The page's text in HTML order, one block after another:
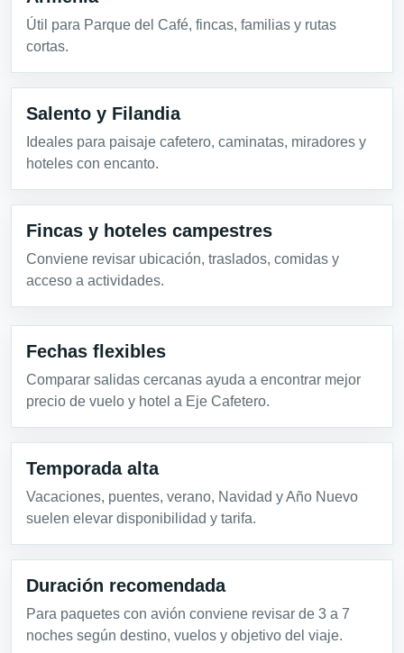
Útil para Parque del Café, fincas, familias y rutas
cortas.
Salento y Filandia
Ideales para paisaje cafetero, caminatas, miradores y
hoteles con encanto.
Fincas y hoteles campestres
Conviene revisar ubicación, traslados, comidas y
acceso a actividades.
Fechas flexibles
Comparar salidas cercanas ayuda a encontrar mejor
precio de vuelo y hotel a Eje Cafetero.
Temporada alta
Vacaciones, puentes, verano, Navidad y Año Nuevo
suelen elevar disponibilidad y tarifa.
Duración recomendada
Para paquetes con avión conviene revisar de 3 a 7
noches según destino, vuelos y objetivo del viaje.